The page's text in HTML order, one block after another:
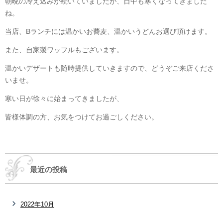
ね。
当店、Bランチには温かいお蕎麦、温かいうどんお選び頂けます。
また、自家製ワッフルもございます。
温かいデザートも随時提供していきますので、どうぞご来店くださ
いませ。
寒い日が徐々に始まってきましたが、
皆様体調の方、お気をつけてお過ごしください。
最近の投稿
2022年10月